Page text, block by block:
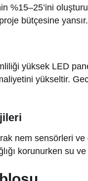
%15–25’ini
bütçesine yansır.
yüksek LED
yükseltir.
nem sensörleri
korunurken su